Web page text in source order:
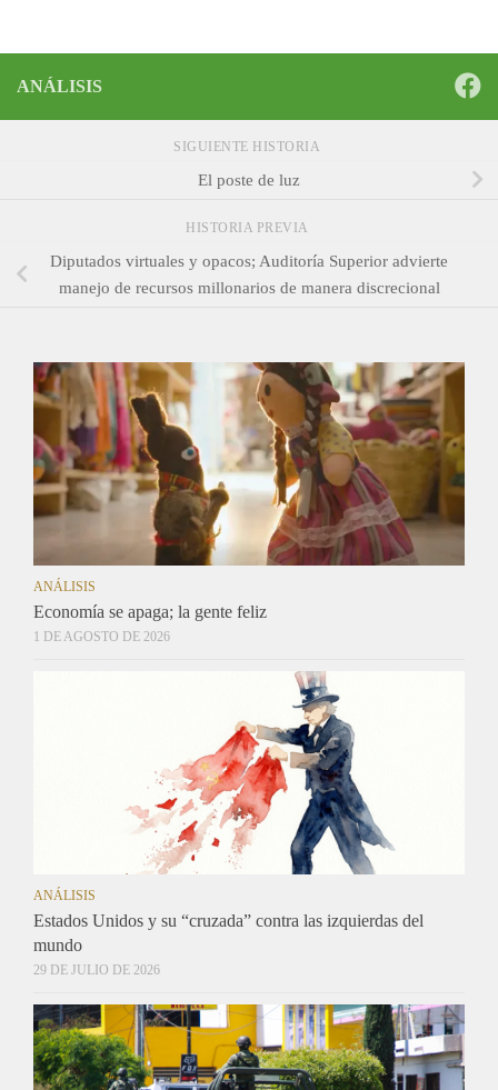
ANÁLISIS
SIGUIENTE HISTORIA
El poste de luz
HISTORIA PREVIA
Diputados virtuales y opacos; Auditoría Superior advierte
manejo de recursos millonarios de manera discrecional
ANÁLISIS
Economía se apaga; la gente feliz
1 DE AGOSTO DE 2026
ANÁLISIS
Estados Unidos y su “cruzada” contra las izquierdas del
mundo
29 DE JULIO DE 2026